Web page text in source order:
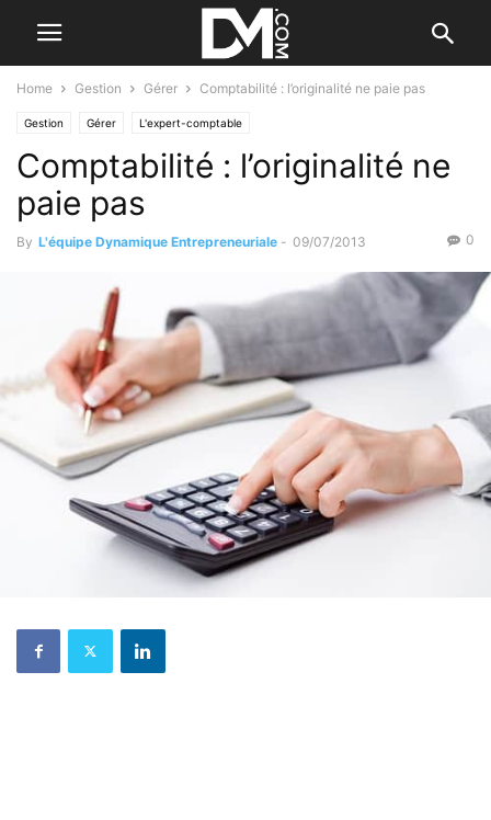
Home Gestion Gérer Comptabilité : l’originalité ne paie pas
Gestion Gérer L'expert-comptable
Comptabilité : l’originalité ne
paie pas
By L'équipe Dynamique Entrepreneuriale - 09/07/2013 0